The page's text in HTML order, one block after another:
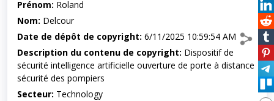
Prénom: Roland
Nom: Delcour
Date de dépôt de copyright: 6/11/2025 10:59:54 AM
Description du contenu de copyright: Dispositif de
sécurité intelligence artificielle ouverture de porte à distance
sécurité des pompiers
Secteur: Technology